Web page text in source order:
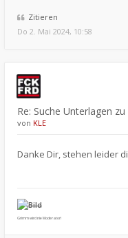
Zitieren
Do 2. Mai 2024, 10:58
Re: Suche Unterlagen
von KLE
Danke Dir, stehen leider
Grimm wird nie Moderator!